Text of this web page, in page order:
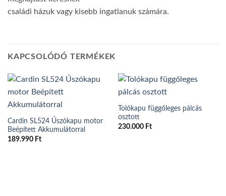
családi házuk vagy kisebb ingatlanuk számára.
KAPCSOLÓDÓ TERMÉKEK
Cardin SL524 Úszókapu motor
Beépített Akkumulátorral
189.990 Ft
Tolókapu függőleges pálcás
osztott
230.000 Ft